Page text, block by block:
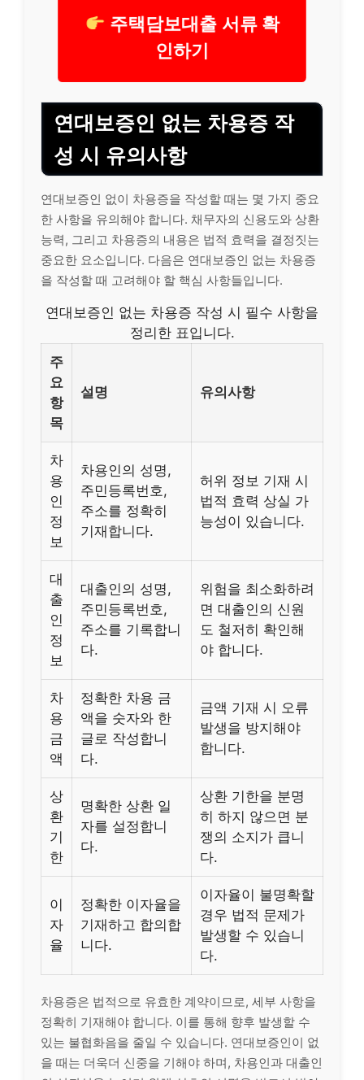
주택담보대출 서류 확
인하기
연대보증인 없는 차용증 작
성 시 유의사항
연대보증인 없이 차용증을 작성할 때는 몇 가지 중요
한 사항을 유의해야 합니다. 채무자의 신용도와 상환
능력, 그리고 차용증의 내용은 법적 효력을 결정짓는
중요한 요소입니다. 다음은 연대보증인 없는 차용증
을 작성할 때 고려해야 할 핵심 사항들입니다.
연대보증인 없는 차용증 작성 시 필수 사항을
정리한 표입니다.
주
요
항
목
설명 유의사항
차
용
인
정
보
차용인의 성명,
주민등록번호,
주소를 정확히
기재합니다.
허위 정보 기재 시
법적 효력 상실 가
능성이 있습니다.
대
출
인
정
보
대출인의 성명,
주민등록번호,
주소를 기록합니
다.
위험을 최소화하려
면 대출인의 신원
도 철저히 확인해
야 합니다.
차
용
금
액
정확한 차용 금
액을 숫자와 한
글로 작성합니
다.
금액 기재 시 오류
발생을 방지해야
합니다.
상
환
기
한
명확한 상환 일
자를 설정합니
다.
상환 기한을 분명
히 하지 않으면 분
쟁의 소지가 큽니
다.
이
자
율
정확한 이자율을
기재하고 합의합
니다.
이자율이 불명확할
경우 법적 문제가
발생할 수 있습니
다.
차용증은 법적으로 유효한 계약이므로, 세부 사항을
정확히 기재해야 합니다. 이를 통해 향후 발생할 수
있는 불협화음을 줄일 수 있습니다. 연대보증인이 없
을 때는 더욱더 신중을 기해야 하며, 차용인과 대출인